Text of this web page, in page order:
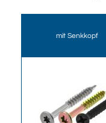
mit Senkkopf